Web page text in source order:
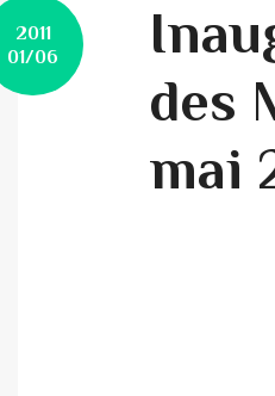
2011
01/06
des
mai